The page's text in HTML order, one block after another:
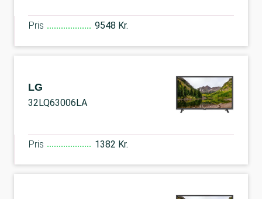
Pris 9548 Kr.
LG
32LQ63006LA
Pris 1382 Kr.